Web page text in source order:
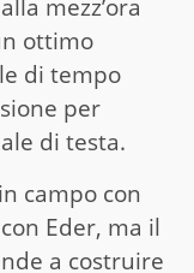
mezz’ora
ottimo
di tempo
per
di testa.
campo con
Eder, ma il
a costruire